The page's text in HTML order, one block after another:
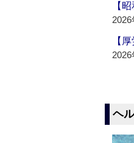
【
【
ヘ